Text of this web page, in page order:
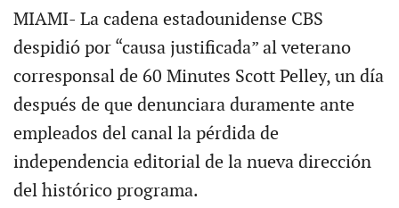
MIAMI- La cadena estadounidense CBS
despidió por “causa justificada” al veterano
corresponsal de 60 Minutes Scott Pelley, un día
después de que denunciara duramente ante
empleados del canal la pérdida de
independencia editorial de la nueva dirección
del histórico programa.